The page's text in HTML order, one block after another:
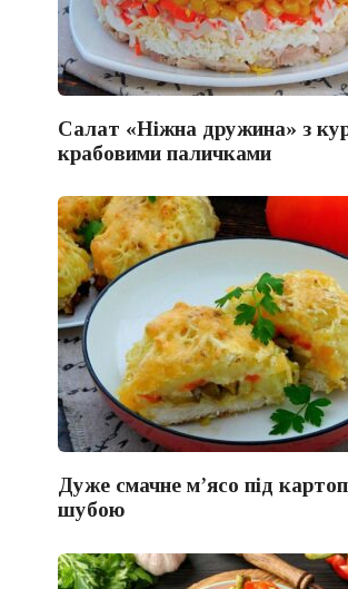
Салат «Ніжна дружина» з
крабовими паличками
Дуже смачне м’ясо під
шубою